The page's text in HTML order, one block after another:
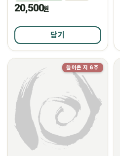
상온
20,500원
담기
들어온 지 6주